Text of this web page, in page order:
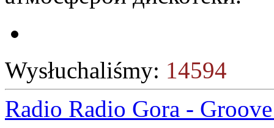
Wysłuchaliśmy: 14594
Radio Radio Gora -